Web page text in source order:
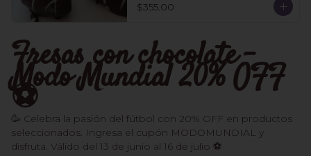
$355.00
Fresas con chocolate -
Modo Mundial 20% OFF
⚽️
🥳 Celebra la pasión del fútbol con 20% OFF en productos
seleccionados. Ingresa el cupón MODOMUNDIAL y
disfruta. Válido del 13 de junio al 16 de julio ⚽